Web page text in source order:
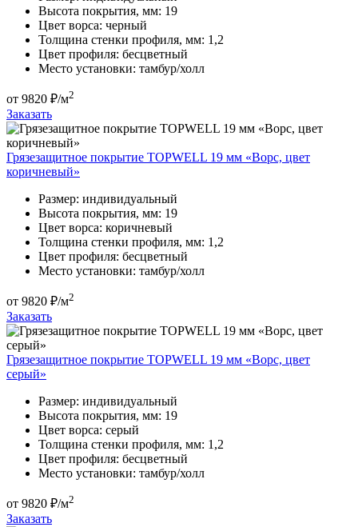
Высота покрытия, мм: 19
Цвет ворса: черный
Толщина стенки профиля, мм: 1,2
Цвет профиля: бесцветный
Место установки: тамбур/холл
от 9820 ₽/м2
Заказать
Грязезащитное покрытие TOPWELL 19 мм «Ворс, цвет
коричневый»
Размер: индивидуальный
Высота покрытия, мм: 19
Цвет ворса: коричневый
Толщина стенки профиля, мм: 1,2
Цвет профиля: бесцветный
Место установки: тамбур/холл
от 9820 ₽/м2
Заказать
Грязезащитное покрытие TOPWELL 19 мм «Ворс, цвет
серый»
Размер: индивидуальный
Высота покрытия, мм: 19
Цвет ворса: серый
Толщина стенки профиля, мм: 1,2
Цвет профиля: бесцветный
Место установки: тамбур/холл
от 9820 ₽/м2
Заказать